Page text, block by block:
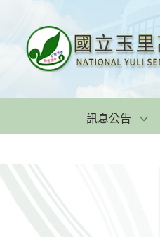
訊息公告